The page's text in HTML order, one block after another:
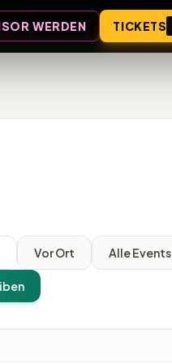
WERDEN TICKETS
Vor Ort Alle Events